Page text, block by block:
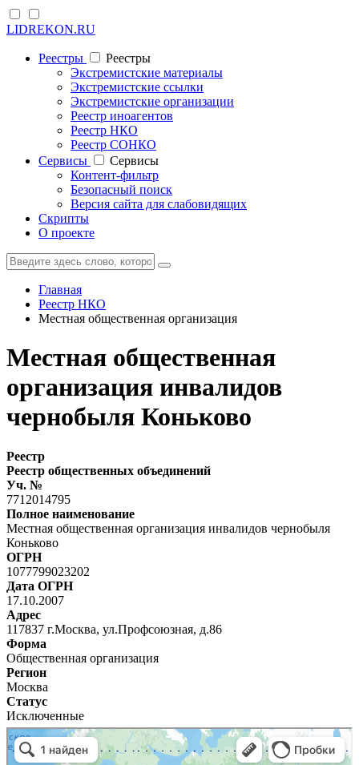
LIDREKON.RU
Реестры
Реестры
Экстремистские материалы
Экстремистские ссылки
Экстремистские организации
Реестр иноагентов
Реестр НКО
Реестр СОНКО
Cервисы
Cервисы
Контент-фильтр
Безопасный поиск
Версия сайта для слабовидящих
Скрипты
О проекте
Главная
Реестр НКО
Местная общественная организация
Местная общественная
организация инвалидов
чернобыля Коньково
Реестр
Реестр общественных объединений
Уч. №
7712014795
Полное наименование
Местная общественная организация инвалидов чернобыля
Коньково
ОГРН
1077799023202
Дата ОГРН
17.10.2007
Адрес
117837 г.Москва, ул.Профсоюзная, д.86
Форма
Общественная организация
Регион
Москва
Статус
Исключенные